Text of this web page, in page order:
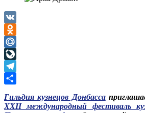
VK
Odnoklassniki
Mail.Ru
LiveJournal
Telegram
Гильдия кузнецов Донбасса
XXII международный фестиваль